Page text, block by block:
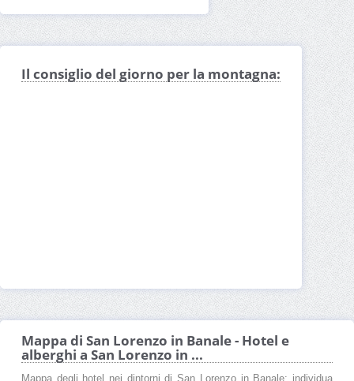
Il consiglio del giorno per la montagna:
Mappa di San Lorenzo in Banale - Hotel e
alberghi a San Lorenzo in ...
Mappa degli hotel nei dintorni di San Lorenzo in Banale: individua